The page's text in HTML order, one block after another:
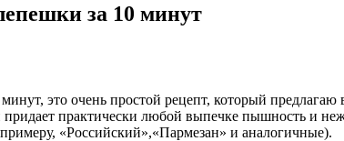
за 10 минут
это очень простой рецепт, который предлагаю
практически любой выпечке пышность и
«Российский»,«Пармезан» и аналогичные).